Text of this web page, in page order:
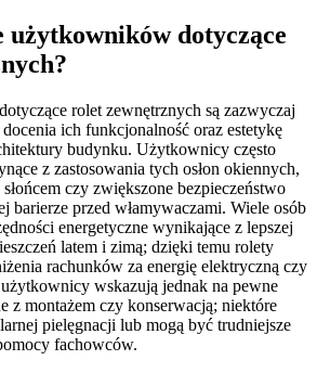
użytkowników dotyczące
rolet zewnętrznych są zazwyczaj
ich funkcjonalność oraz estetykę
budynku. Użytkownicy często
z zastosowania tych osłon okiennych,
czy zwiększone bezpieczeństwo
barierze przed włamywaczami. Wiele osób
energetyczne wynikające z lepszej
latem i zimą; dzięki temu rolety
rachunków za energię elektryczną czy
wskazują jednak na pewne
z montażem czy konserwacją; niektóre
pielęgnacji lub mogą być trudniejsze
fachowców.